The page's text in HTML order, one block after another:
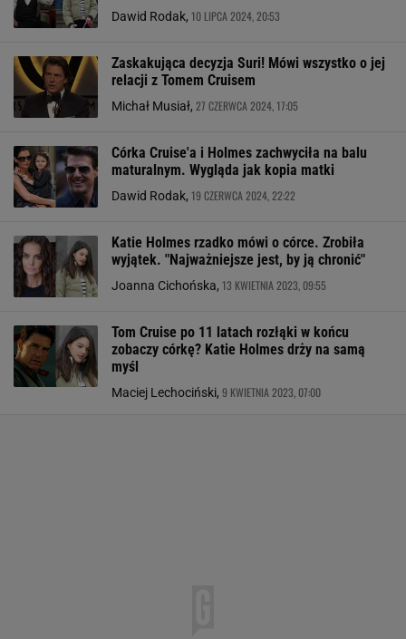
Dawid Rodak, 10 LIPCA 2024, 20:53
Zaskakująca decyzja Suri! Mówi wszystko o jej
relacji z Tomem Cruisem
Michał Musiał, 27 CZERWCA 2024, 17:05
Córka Cruise'a i Holmes zachwyciła na balu
maturalnym. Wygląda jak kopia matki
Dawid Rodak, 19 CZERWCA 2024, 22:22
Katie Holmes rzadko mówi o córce. Zrobiła
wyjątek. "Najważniejsze jest, by ją chronić"
Joanna Cichońska, 13 KWIETNIA 2023, 09:55
Tom Cruise po 11 latach rozłąki w końcu
zobaczy córkę? Katie Holmes drży na samą
myśl
Maciej Lechociński, 9 KWIETNIA 2023, 07:00